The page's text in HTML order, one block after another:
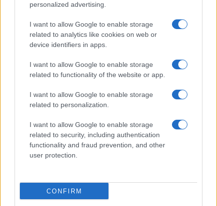
personalized advertising.
I want to allow Google to enable storage
related to analytics like cookies on web or
device identifiers in apps.
I want to allow Google to enable storage
related to functionality of the website or app.
I want to allow Google to enable storage
related to personalization.
I want to allow Google to enable storage
related to security, including authentication
functionality and fraud prevention, and other
user protection.
CONFIRM
22.03.17. 18:10
OVE stvari svakodnevno koristimo, a on je zbog
njih izgubio prste na rukama i nogama! (FOTO &
Saznaj više